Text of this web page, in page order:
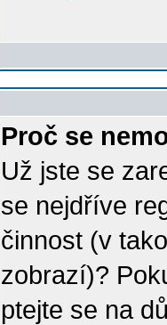
Proč se
Už jste se
se nejdříve
činnost (v
zobrazí)?
ptejte se na